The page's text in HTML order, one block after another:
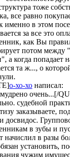
тоже
все равно
именно в этом
за все это
как Вы
потом между
а когда попадает
та ж..., о
о-хо-хо написал:
очень...[/
судебной
заказываете,
досвидос.
в зубы и
начислил в разы
установить,
чужим